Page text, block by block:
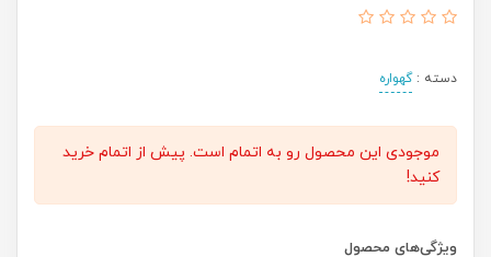
دسته :گهواره
موجودی این محصول رو به اتمام است. پیش از اتمام خرید
کنید!
ویژگی‌های محصول